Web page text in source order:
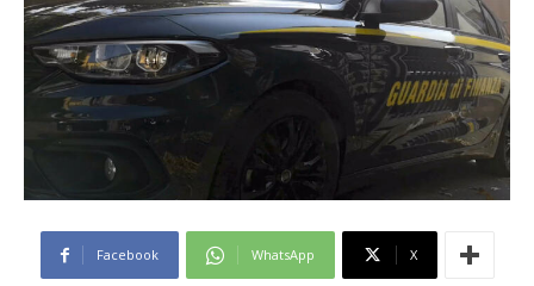
Facebook WhatsApp X